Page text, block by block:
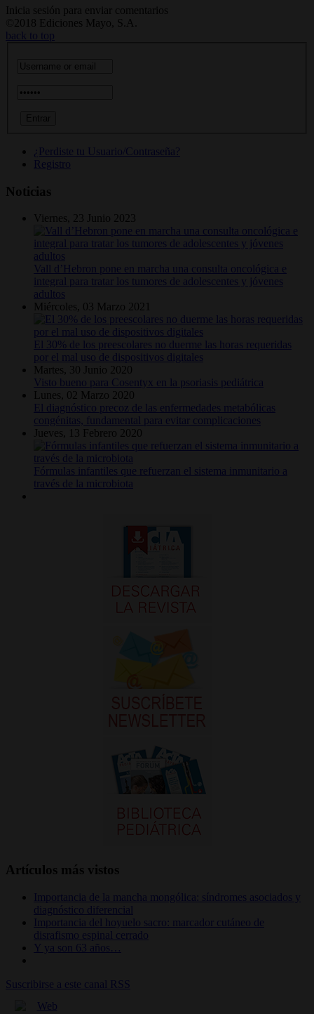
Inicia sesión para enviar comentarios
©2018 Ediciones Mayo, S.A.
back to top
¿Perdiste tu Usuario/Contraseña?
Registro
Noticias
Viernes, 23 Junio 2023
Vall d’Hebron pone en marcha una consulta oncológica e
integral para tratar los tumores de adolescentes y jóvenes
adultos
Miércoles, 03 Marzo 2021
El 30% de los preescolares no duerme las horas requeridas
por el mal uso de dispositivos digitales
Martes, 30 Junio 2020
Visto bueno para Cosentyx en la psoriasis pediátrica
Lunes, 02 Marzo 2020
El diagnóstico precoz de las enfermedades metabólicas
congénitas, fundamental para evitar complicaciones
Jueves, 13 Febrero 2020
Fórmulas infantiles que refuerzan el sistema inmunitario a
través de la microbiota
Artículos más vistos
Importancia de la mancha mongólica: síndromes asociados y
diagnóstico diferencial
Importancia del hoyuelo sacro: marcador cutáneo de
disrafismo espinal cerrado
Y ya son 63 años…
Suscribirse a este canal RSS